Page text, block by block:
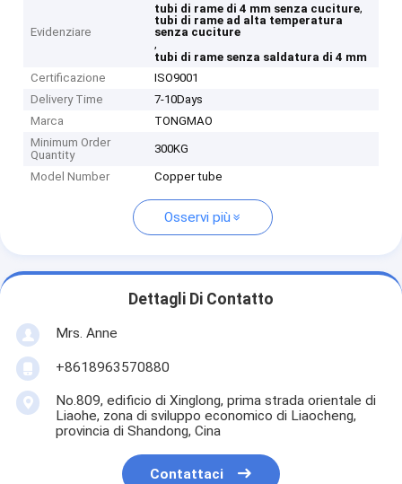
Evidenziare
tubi di rame di 4 mm senza cuciture,
tubi di rame ad alta temperatura
senza cuciture
,
tubi di rame senza saldatura di 4 mm
Certificazione
ISO9001
Delivery Time
7-10Days
Marca
TONGMAO
Minimum Order
Quantity
300KG
Model Number Copper tube
Osservi più
Dettagli Di Contatto
Mrs. Anne
+8618963570880
No.809, edificio di Xinglong, prima strada orientale di
Liaohe, zona di sviluppo economico di Liaocheng,
provincia di Shandong, Cina
Contattaci